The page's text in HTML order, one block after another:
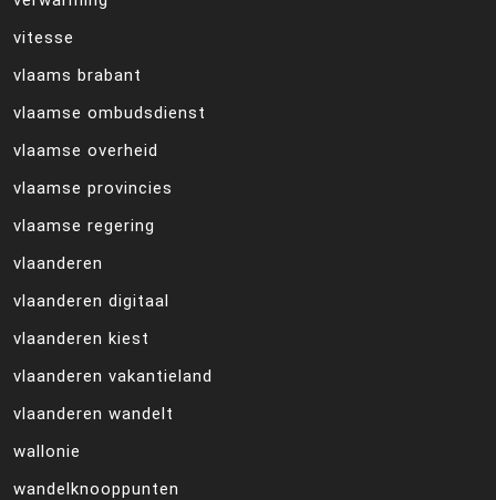
vitesse
vlaams brabant
vlaamse ombudsdienst
vlaamse overheid
vlaamse provincies
vlaamse regering
vlaanderen
vlaanderen digitaal
vlaanderen kiest
vlaanderen vakantieland
vlaanderen wandelt
wallonie
wandelknooppunten